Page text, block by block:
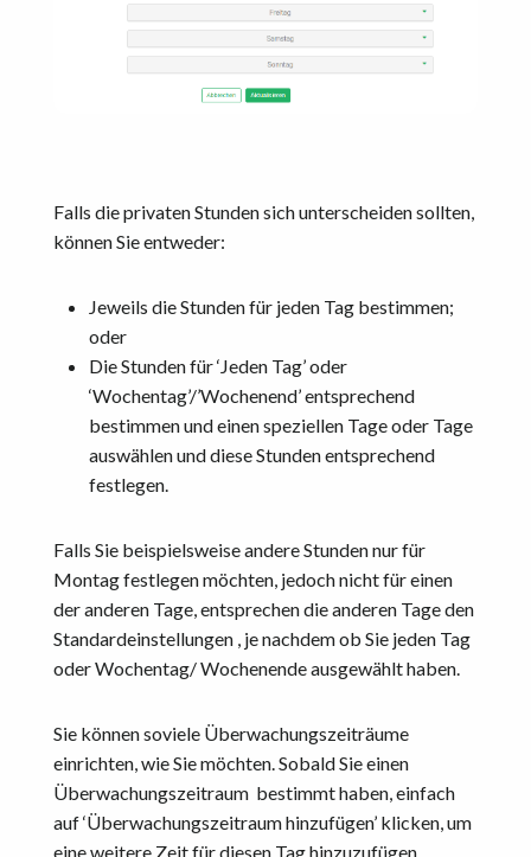
Falls die privaten Stunden sich unterscheiden sollten,
können Sie entweder:
Jeweils die Stunden für jeden Tag bestimmen;
oder
Die Stunden für ‘Jeden Tag’ oder
‘Wochentag’/’Wochenend’ entsprechend
bestimmen und einen speziellen Tage oder Tage
auswählen und diese Stunden entsprechend
festlegen.
Falls Sie beispielsweise andere Stunden nur für
Montag festlegen möchten, jedoch nicht für einen
der anderen Tage, entsprechen die anderen Tage den
Standardeinstellungen , je nachdem ob Sie jeden Tag
oder Wochentag/ Wochenende ausgewählt haben.
Sie können soviele Überwachungszeiträume
einrichten, wie Sie möchten. Sobald Sie einen
Überwachungszeitraum bestimmt haben, einfach
auf ‘Überwachungszeitraum hinzufügen’ klicken, um
eine weitere Zeit für diesen Tag hinzuzufügen.